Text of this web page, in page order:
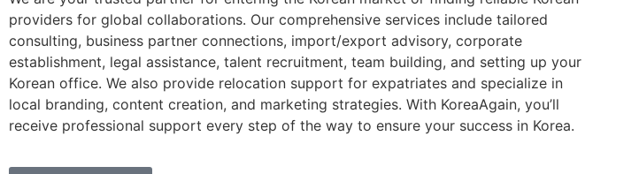
providers for global collaborations. Our comprehensive services include tailored
consulting, business partner connections, import/export advisory, corporate
establishment, legal assistance, talent recruitment, team building, and setting up your
Korean office. We also provide relocation support for expatriates and specialize in
local branding, content creation, and marketing strategies. With KoreaAgain, you’ll
receive professional support every step of the way to ensure your success in Korea.